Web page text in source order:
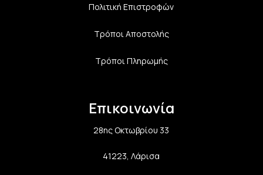
Πολιτική Επιστροφών
Τρόποι Αποστολής
Τρόποι Πληρωμής
Επικοινωνία
28ης Οκτωβρίου 33
41223, Λάρισα